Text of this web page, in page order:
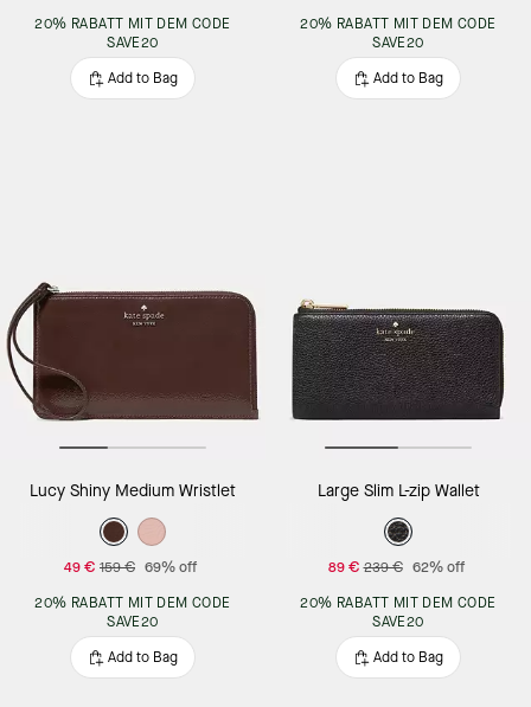
20% RABATT MIT DEM CODE
SAVE20
Add to Bag
20% RABATT MIT DEM CODE
SAVE20
Add to Bag
Lucy Shiny Medium Wristlet
49 € 159 € 69% off
20% RABATT MIT DEM CODE
SAVE20
Add to Bag
Large Slim L-zip Wallet
89 € 239 € 62% off
20% RABATT MIT DEM CODE
SAVE20
Add to Bag